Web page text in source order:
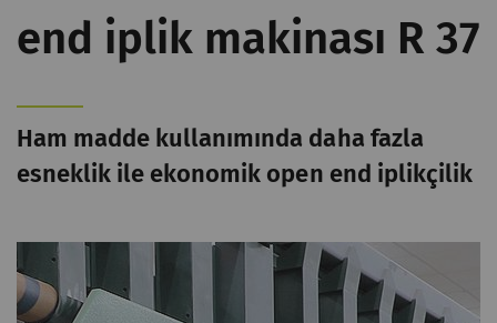
end iplik makinası R 37
Ham madde kullanımında daha fazla
esneklik ile ekonomik open end iplikçilik